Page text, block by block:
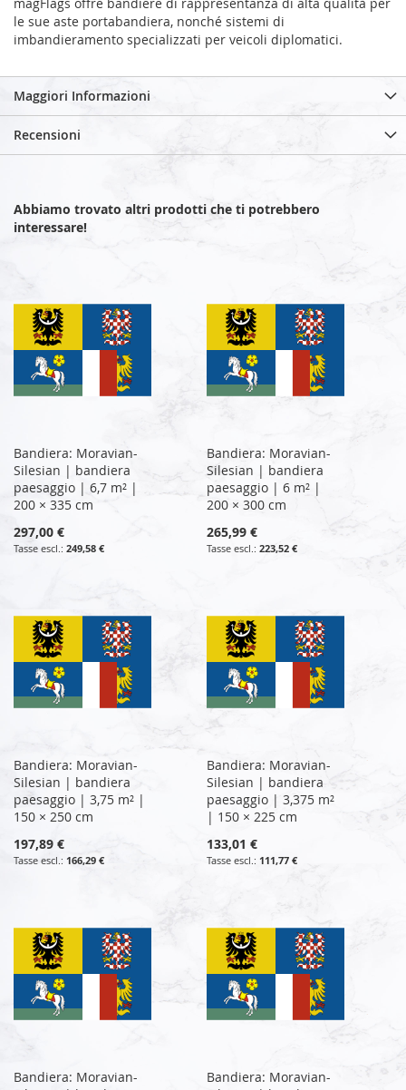
le sue aste portabandiera, nonché sistemi di
imbandieramento specializzati per veicoli diplomatici.
Maggiori Informazioni
Recensioni
Abbiamo trovato altri prodotti che ti potrebbero
interessare!
Bandiera: Moravian-
Silesian | bandiera
paesaggio | 6,7 m² |
200 × 335 cm
297,00 €
249,58 €
Bandiera: Moravian-
Silesian | bandiera
paesaggio | 6 m² |
200 × 300 cm
265,99 €
223,52 €
Bandiera: Moravian-
Silesian | bandiera
paesaggio | 3,75 m² |
150 × 250 cm
197,89 €
166,29 €
Bandiera: Moravian-
Silesian | bandiera
paesaggio | 3,375 m²
| 150 × 225 cm
133,01 €
111,77 €
Bandiera: Moravian-
Bandiera: Moravian-